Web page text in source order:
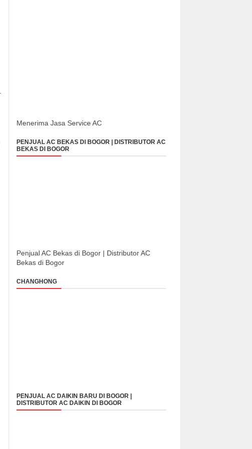
Menerima Jasa Service AC
PENJUAL AC BEKAS DI BOGOR | DISTRIBUTOR AC
BEKAS DI BOGOR
Penjual AC Bekas di Bogor | Distributor AC
Bekas di Bogor
CHANGHONG
PENJUAL AC DAIKIN BARU DI BOGOR |
DISTRIBUTOR AC DAIKIN DI BOGOR